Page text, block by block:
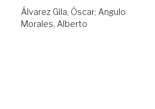
Álvarez Gila, Óscar; Angulo
Morales, Alberto